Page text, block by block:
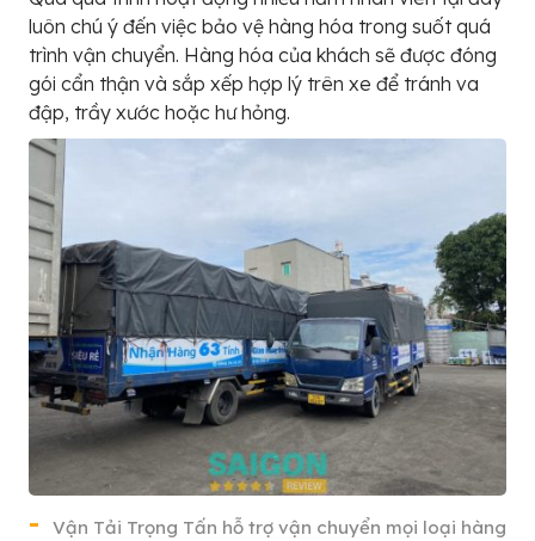
luôn chú ý đến việc bảo vệ hàng hóa trong suốt quá
trình vận chuyển. Hàng hóa của khách sẽ được đóng
gói cẩn thận và sắp xếp hợp lý trên xe để tránh va
đập, trầy xước hoặc hư hỏng.
Vận Tải Trọng Tấn hỗ trợ vận chuyển mọi loại hàng